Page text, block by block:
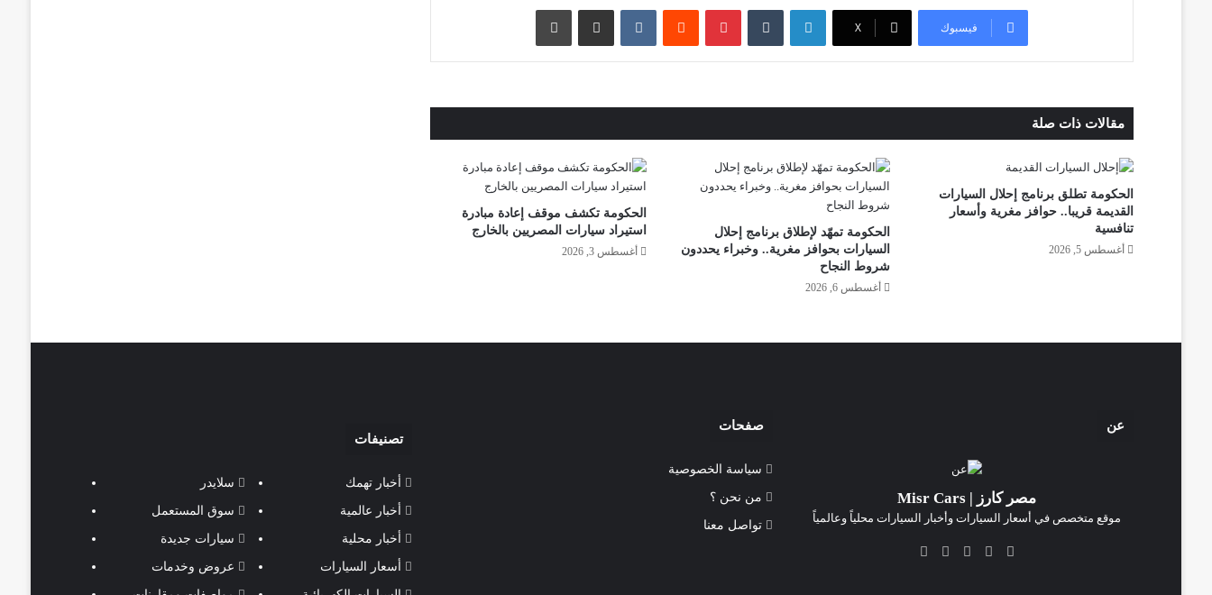
فيسبوك ‫X
لينكدإن ‏Tumblr بينتيريست
‏Reddit
‏VKontakte مشاركة عبر البريد طباعة
مقالات ذات صلة
الحكومة تطلق برنامج إحلال السيارات
القديمة قريبا.. حوافز مغرية وأسعار
تنافسية
أغسطس 5, 2026
الحكومة تمهّد لإطلاق برنامج إحلال
السيارات بحوافز مغرية.. وخبراء يحددون
شروط النجاح
أغسطس 6, 2026
الحكومة تكشف موقف إعادة مبادرة
استيراد سيارات المصريين بالخارج
أغسطس 3, 2026
عن
مصر كارز | Misr Cars
موقع متخصص في أسعار السيارات وأخبار السيارات محلياً وعالمياً
فيسبوك
‫X انستقرام‫TikTok
صفحات
سياسة الخصوصية
من نحن ؟
تواصل معنا
تصنيفات
أخبار تهمك
أخبار عالمية
أخبار محلية
أسعار السيارات
سلايدر
سوق المستعمل
سيارات جديدة
عروض وخدمات